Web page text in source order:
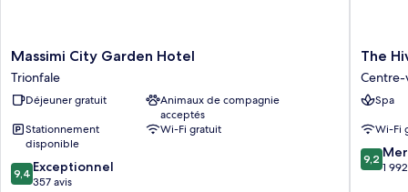
Massimi
City
Garden
Hotel
Massimi City Garden Hotel
Trionfale
Déjeuner gratuit
Animaux de compagnie
acceptés
Stationnement
disponible
Wi-Fi gratuit
9.4
sur
9,4 Exceptionnel
357 avis
The
Hive
Hotel
Centre-
de
Rome
The
Centre-
Spa
Wi-Fi
9.2
sur
9,2
1